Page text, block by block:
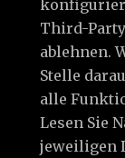
Third-
ablehnen.
Stelle
alle
Lesen Sie
jeweiligen